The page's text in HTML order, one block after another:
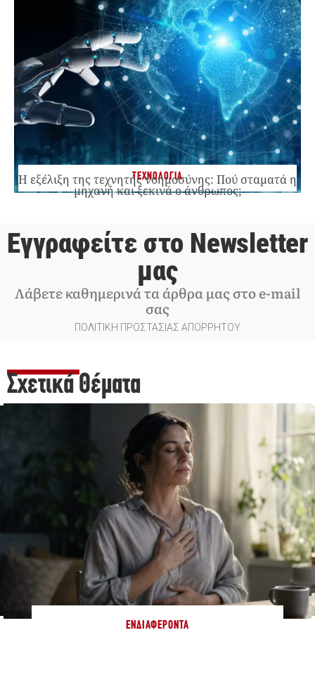
ΤΕΧΝΟΛΟΓΙΑ
Η εξέλιξη της τεχνητής νοημοσύνης: Πού σταματά η
μηχανή και ξεκινά ο άνθρωπος;
Εγγραφείτε στο Newsletter
μας
Λάβετε καθημερινά τα άρθρα μας στο e-mail
σας
ΠΟΛΙΤΙΚΗ ΠΡΟΣΤΑΣΙΑΣ ΑΠΟΡΡΗΤΟΥ
Σχετικά Θέματα
ΕΝΔΙΑΦΈΡΟΝΤΑ